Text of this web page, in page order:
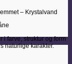
– Krystalvand
i farve, struktur og form
naturlige karakter.